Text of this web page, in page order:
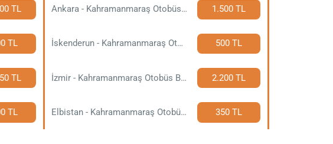
TL Ankara - Kahramanmaraş Otobüs Bileti 1.500 TL
TL İskenderun - Kahramanmaraş Otobüs Bileti 500 TL
TL İzmir - Kahramanmaraş Otobüs Bileti 2.200 TL
TL Elbistan - Kahramanmaraş Otobüs Bileti 350 TL